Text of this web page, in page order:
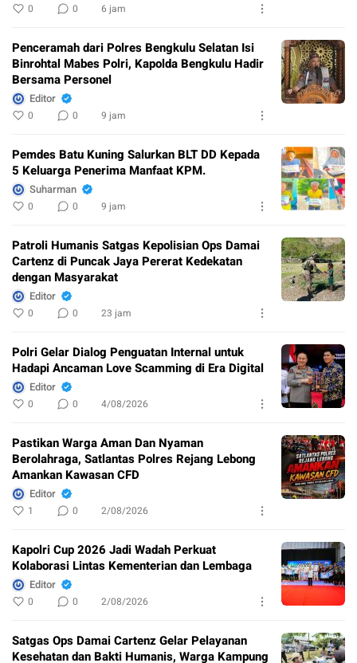
0 0 6 jam
Penceramah dari Polres Bengkulu Selatan Isi
Binrohtal Mabes Polri, Kapolda Bengkulu Hadir
Bersama Personel
Editor
0 0 9 jam
Pemdes Batu Kuning Salurkan BLT DD Kepada
5 Keluarga Penerima Manfaat KPM.
Suharman
0 0 9 jam
Patroli Humanis Satgas Kepolisian Ops Damai
Cartenz di Puncak Jaya Pererat Kedekatan
dengan Masyarakat
Editor
0 0 23 jam
Polri Gelar Dialog Penguatan Internal untuk
Hadapi Ancaman Love Scamming di Era Digital
Editor
0 0 4/08/2026
Pastikan Warga Aman Dan Nyaman
Berolahraga, Satlantas Polres Rejang Lebong
Amankan Kawasan CFD
Editor
1 0 2/08/2026
Kapolri Cup 2026 Jadi Wadah Perkuat
Kolaborasi Lintas Kementerian dan Lembaga
Editor
0 0 2/08/2026
Satgas Ops Damai Cartenz Gelar Pelayanan
Kesehatan dan Bakti Humanis, Warga Kampung